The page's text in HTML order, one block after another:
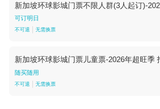
新加坡环球影城门票不限人群(3人起订)-
可订明日
不可退 无需换票
新加坡环球影城门票儿童票-2026年超旺季
随买随用
不可退 无需换票